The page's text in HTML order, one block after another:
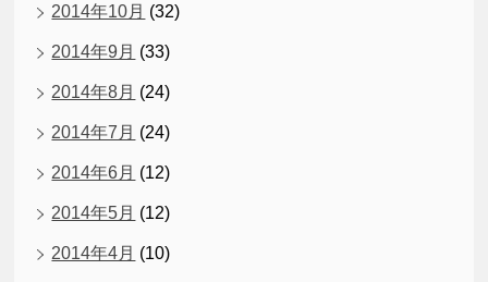
2014年10月 (32)
2014年9月 (33)
2014年8月 (24)
2014年7月 (24)
2014年6月 (12)
2014年5月 (12)
2014年4月 (10)